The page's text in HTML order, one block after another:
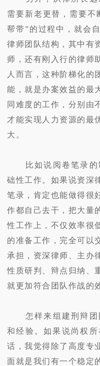
需要新老更替，需要不
帮带”的过程中，就会
律师团队结构，其中有
师，还有刚入行的律师
人而言，这种阶梯化的
能，就是办案效益的最
同难度的工作，分别由
才能实现人力资源的最
大。
比如说阅卷笔录
础性工作。如果说资深
笔录，肯定也能做得很
作都自己去干，把大量
性工作上，不仅效率很
的准备工作，完全可以
承担，资深律师、主办
性质研判、辩点归纳、
就更加符合团队作战的
怎样来组建刑辩
和经验。如果说尚权
话，我觉得除了高度专
面就是我们有一个稳定